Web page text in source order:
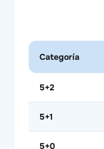
Categoría
5+2
5+1
5+0